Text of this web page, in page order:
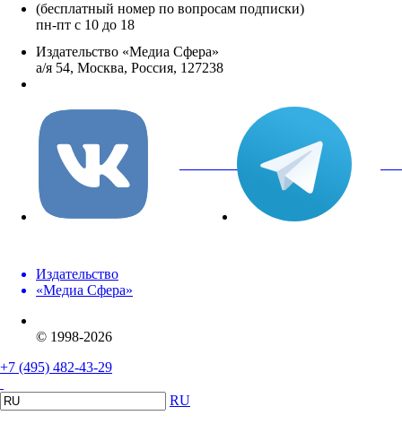
(бесплатный номер по вопросам подписки)
пн-пт с 10 до 18
Издательство «Медиа Сфера»
а/я 54, Москва, Россия, 127238
вКонтакте
Издательство
«Медиа Сфера»
© 1998-2026
+7 (495) 482-43-29
RU